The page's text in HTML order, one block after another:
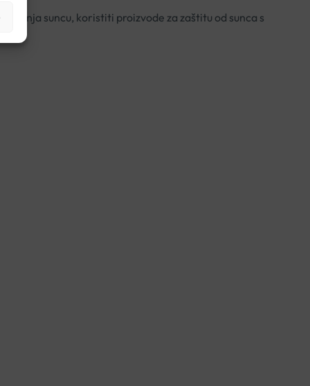
suncu, koristiti proizvode za zaštitu od sunca s